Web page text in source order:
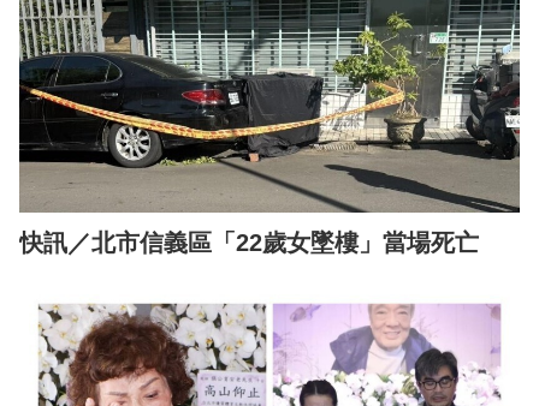
快訊／北市信義區「22歲女墜樓」當場死亡